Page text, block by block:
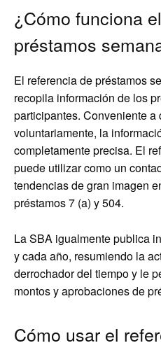
¿Cómo funciona
préstamos
El referencia de préstamos
recopila información de los
participantes. Conveniente a
voluntariamente, la
completamente precisa. El
puede utilizar como un
tendencias de gran imagen
préstamos 7 (a) y 504.
La SBA igualmente publica
y cada año, resumiendo la
derrochador del tiempo y le
montos y aprobaciones de
Cómo usar el